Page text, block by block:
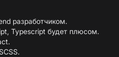
разработчиком.
Typescript будет плюсом.